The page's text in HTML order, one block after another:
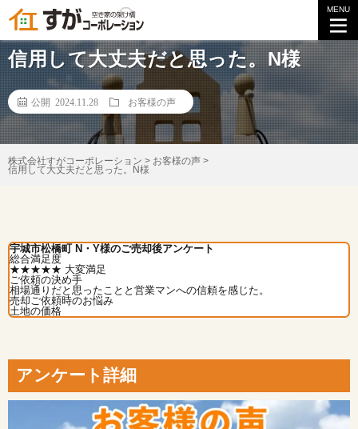
MENU
【お客様の声】
信用して大丈夫だと思った。N様
公開 2024.11.28 お客様の声
株式会社すがコーポレーション > お客様の声 >
信用して大丈夫だと思った。N様
宇城市松橋町 N・Y様のご売却後アンケート
総合満足度
★★★★★ 大変満足
ご依頼の決め手
相場通りだと思ったことと営業マンへの信頼を感じた。
売却ご依頼時のお悩み
土地の価格
アンケート詳細